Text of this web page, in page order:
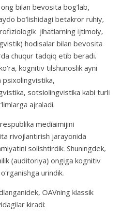
bilan bevosita bog‘lab,
bo‘lishidagi betakror ruhiy,
jihatlarning ijtimoiy,
hodisalar bilan bevosita
chuqur tadqiq etib beradi.
kognitiv tilshunoslik ayni
psixolingvistika,
sotsiolingvistika kabi turli
ajraladi.
mediaimijini
rivojlantirish jarayonida
solishtirdik. Shuningdek,
(auditoriya) ongiga kognitiv
urindik.
OAVning klassik
kiradi: